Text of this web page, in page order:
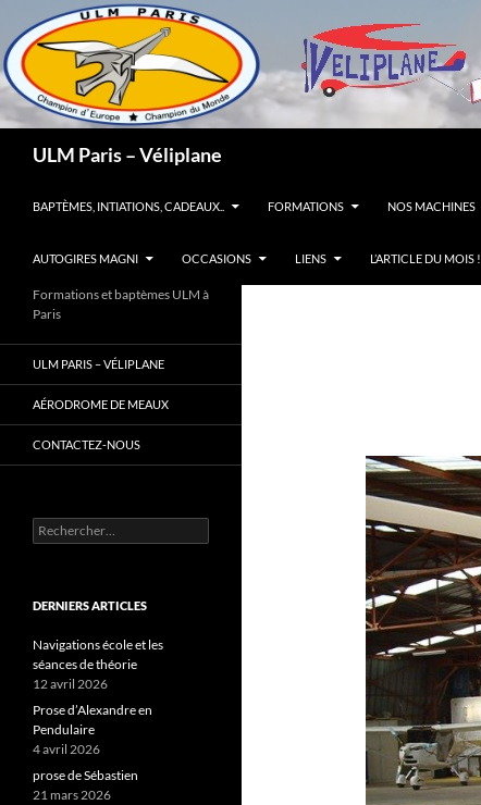
ULM Paris – Véliplane
BAPTÈMES, INTIATIONS, CADEAUX..
FORMATIONS NOS MACHINES
AUTOGIRES MAGNI OCCASIONS LIENS L’ARTICLE DU MOIS !
Formations et baptèmes ULM à
Paris
ULM PARIS – VÉLIPLANE
AÉRODROME DE MEAUX
CONTACTEZ-NOUS
Rechercher :
DERNIERS ARTICLES
Navigations école et les
séances de théorie
12 avril 2026
Prose d’Alexandre en
Pendulaire
4 avril 2026
prose de Sébastien
21 mars 2026